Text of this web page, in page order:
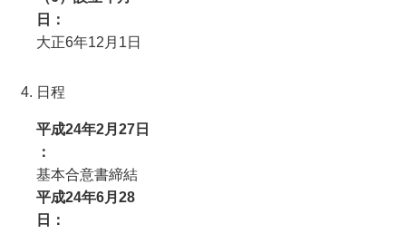
日
大正6年12月1日
日程
平成24年2月27日
基本合意書締結
平成24年6月28
日